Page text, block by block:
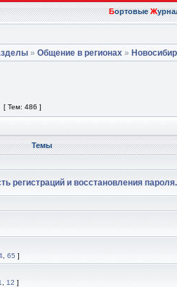
БортовыеЖ
» Общение в регионах »
[ Тем: 486 ]
Темы
регистраций и восстановления пароля.
65 ]
12 ]